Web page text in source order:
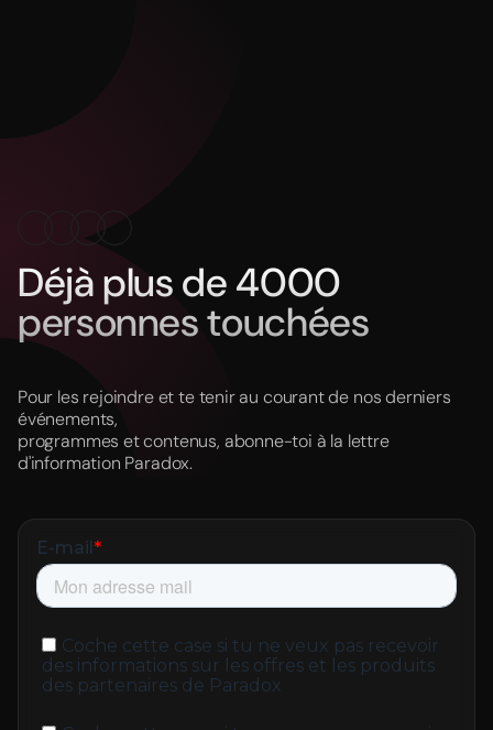
Déjà plus de 4000
personnes touchées
Pour les rejoindre et te tenir au courant de nos derniers
événements,
programmes et contenus, abonne-toi à la lettre
d'information Paradox.